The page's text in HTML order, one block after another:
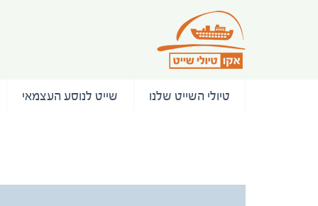
טיולי השייט שלנו שייט לנוסע העצמאי